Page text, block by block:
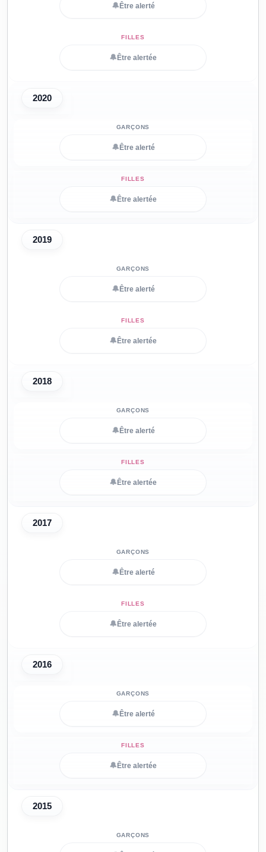
🔔 Être alerté
🔔 Être alertée
2020
🔔 Être alerté
🔔 Être alertée
2019
🔔 Être alerté
🔔 Être alertée
2018
🔔 Être alerté
🔔 Être alertée
2017
🔔 Être alerté
🔔 Être alertée
2016
🔔 Être alerté
🔔 Être alertée
2015